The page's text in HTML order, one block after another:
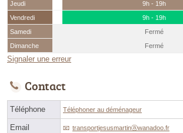
Jeudi
9h - 19h
Vendredi
9h - 19h
Samedi
Fermé
Dimanche
Fermé
Signaler une erreur
Contact
Téléphone Téléphoner au déménageur
Email transportjesusmartinⓐwanadoo.fr